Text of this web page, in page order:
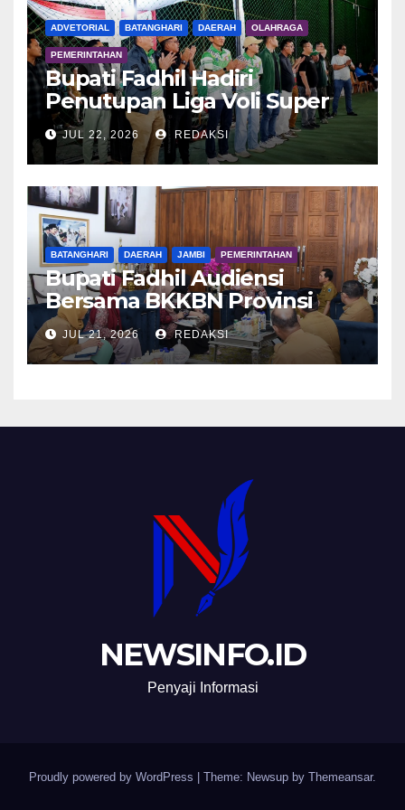
ADVETORIAL BATANGHARI DAERAH OLAHRAGA
PEMERINTAHAN
Bupati Fadhil Hadiri
Penutupan Liga Voli Super
Tangguh 2026
JUL 22, 2026 REDAKSI
BATANGHARI DAERAH JAMBI PEMERINTAHAN
Bupati Fadhil Audiensi
Bersama BKKBN Provinsi
Jambi
JUL 21, 2026 REDAKSI
NEWSINFO.ID
Penyaji Informasi
Proudly powered by WordPress Theme: Newsup by Themeansar.